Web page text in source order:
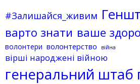
#Залишайся_живим
варто знати ваше
волонтери волонтерство війна
вірші народжені війною
генеральний штаб